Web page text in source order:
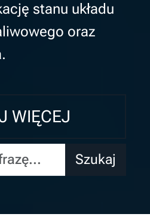
stanu układu
oraz
WIĘCEJ
Szukaj